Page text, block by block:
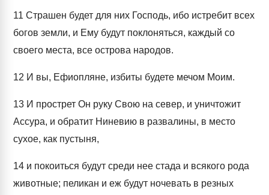
11 Страшен будет для них Господь, ибо истребит всех
богов земли, и Ему будут поклоняться, каждый со
своего места, все острова народов.
12 И вы, Ефиопляне, избиты будете мечом Моим.
13 И прострет Он руку Свою на север, и уничтожит
Ассура, и обратит Ниневию в развалины, в место
сухое, как пустыня,
14 и покоиться будут среди нее стада и всякого рода
животные; пеликан и еж будут ночевать в резных